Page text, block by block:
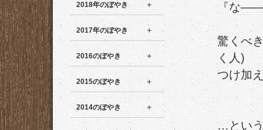
2018年のぼやき
2017年のぼやき
2016のぼやき
2015のぼやき
2014のぼやき
『な
驚くべ
く人)
つけ加
…とい